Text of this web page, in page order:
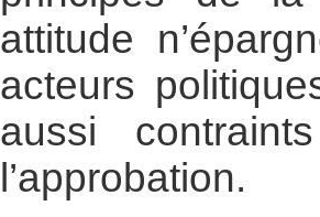
attitude
acteurs
aussi
l’approbation.